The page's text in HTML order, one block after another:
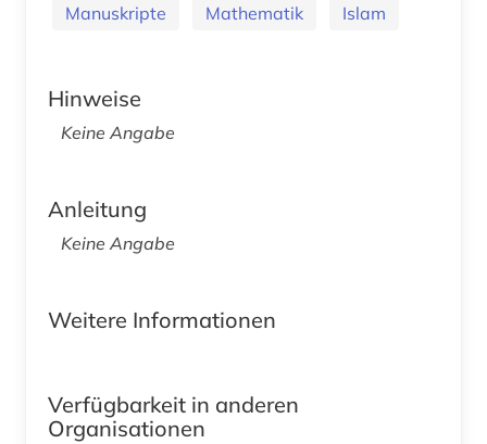
Manuskripte Mathematik Islam
Hinweise
Keine Angabe
Anleitung
Keine Angabe
Weitere Informationen
Verfügbarkeit in anderen
Organisationen